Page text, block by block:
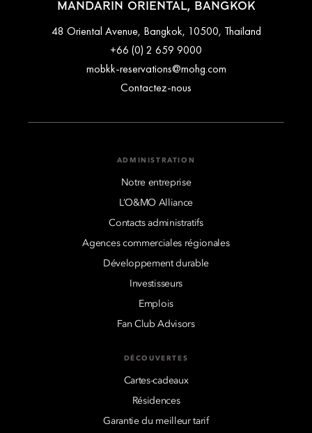
MANDARIN ORIENTAL, BANGKOK
48 Oriental Avenue, Bangkok, 10500, Thailand
+66 (0) 2 659 9000
mobkk-reservations@mohg.com
Contactez-nous
ADMINISTRATION
Notre entreprise
L’O&MO Alliance
Contacts administratifs
Agences commerciales régionales
Développement durable
Investisseurs
Emplois
Fan Club Advisors
DÉCOUVERTES
Cartes-cadeaux
Résidences
Garantie du meilleur tarif